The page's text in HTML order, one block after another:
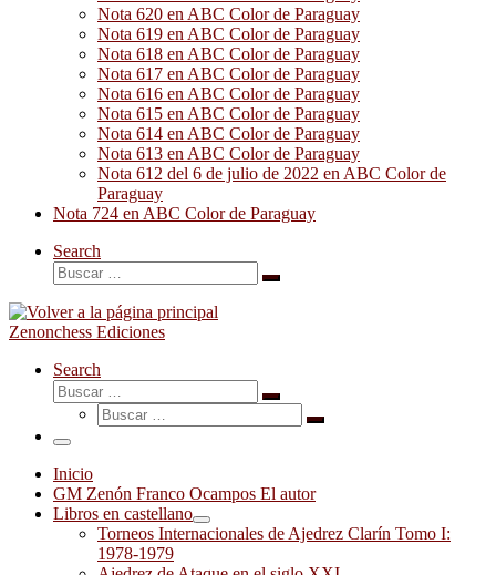
Nota 620 en ABC Color de Paraguay
Nota 619 en ABC Color de Paraguay
Nota 618 en ABC Color de Paraguay
Nota 617 en ABC Color de Paraguay
Nota 616 en ABC Color de Paraguay
Nota 615 en ABC Color de Paraguay
Nota 614 en ABC Color de Paraguay
Nota 613 en ABC Color de Paraguay
Nota 612 del 6 de julio de 2022 en ABC Color de
Paraguay
Nota 724 en ABC Color de Paraguay
Search
Buscar
Buscar
Zenonchess Ediciones
Search
Buscar
Buscar
Buscar
Buscar
Menú
Inicio
GM Zenón Franco Ocampos El autor
Libros en castellano
Torneos Internacionales de Ajedrez Clarín Tomo I:
1978-1979